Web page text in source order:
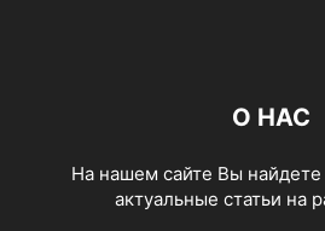
О НАС
На нашем сайте Вы найдете
актуальные статьи на